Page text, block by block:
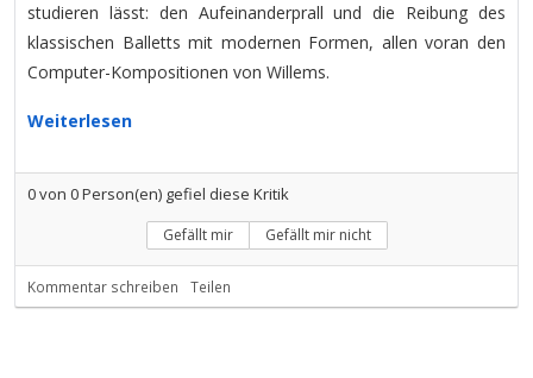
studieren lässt: den Aufeinanderprall und die Reibung des
klassischen Balletts mit modernen Formen, allen voran den
Computer-Kompositionen von Willems.
Weiterlesen
0von 0Person(en) gefiel diese Kritik
Gefällt mir Gefällt mir nicht
Kommentar schreiben Teilen